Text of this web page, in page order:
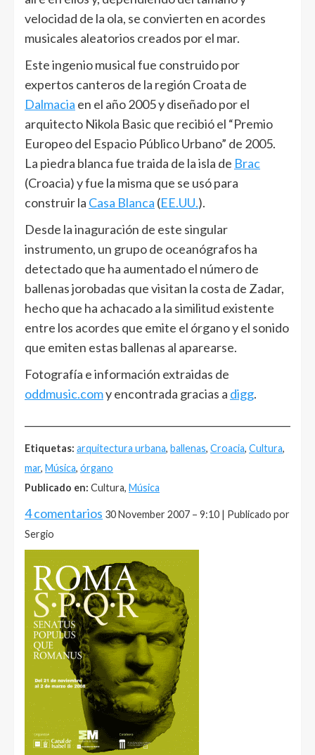
velocidad de la ola, se convierten en acordes
musicales aleatorios creados por el mar.
Este ingenio musical fue construido por
expertos canteros de la región Croata de
Dalmacia en el año 2005 y diseñado por el
arquitecto Nikola Basic que recibió el “Premio
Europeo del Espacio Público Urbano” de 2005.
La piedra blanca fue traida de la isla de Brac
(Croacia) y fue la misma que se usó para
construir la Casa Blanca (EE.UU.).
Desde la inaguración de este singular
instrumento, un grupo de oceanógrafos ha
detectado que ha aumentado el número de
ballenas jorobadas que visitan la costa de Zadar,
hecho que ha achacado a la similitud existente
entre los acordes que emite el órgano y el sonido
que emiten estas ballenas al aparearse.
Fotografía e información extraidas de
oddmusic.comy encontrada gracias a digg.
Etiquetas: arquitectura urbana, ballenas, Croacia, Cultura,
mar, Música, órgano
Publicado en: Cultura, Música
4 comentarios 30 November 2007 – 9:10 | Publicado por
Sergio